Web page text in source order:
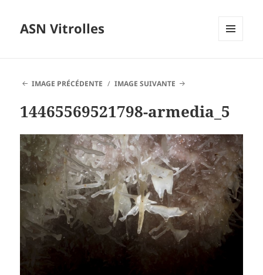
ASN Vitrolles
IMAGE PRÉCÉDENTE
IMAGE SUIVANTE
14465569521798-armedia_5